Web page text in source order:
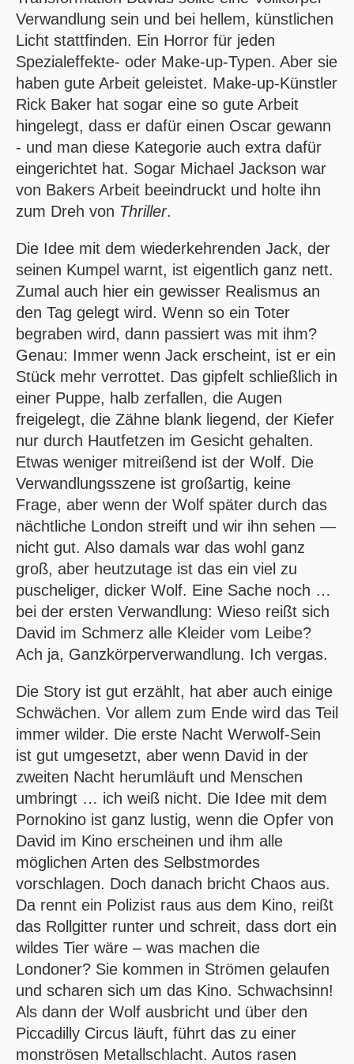
Verwandlung sein und bei hellem, künstlichen
Licht stattfinden. Ein Horror für jeden
Spezialeffekte- oder Make-up-Typen. Aber sie
haben gute Arbeit geleistet. Make-up-Künstler
Rick Baker hat sogar eine so gute Arbeit
hingelegt, dass er dafür einen Oscar gewann
- und man diese Kategorie auch extra dafür
eingerichtet hat. Sogar Michael Jackson war
von Bakers Arbeit beeindruckt und holte ihn
zum Dreh von Thriller.
Die Idee mit dem wiederkehrenden Jack, der
seinen Kumpel warnt, ist eigentlich ganz nett.
Zumal auch hier ein gewisser Realismus an
den Tag gelegt wird. Wenn so ein Toter
begraben wird, dann passiert was mit ihm?
Genau: Immer wenn Jack erscheint, ist er ein
Stück mehr verrottet. Das gipfelt schließlich in
einer Puppe, halb zerfallen, die Augen
freigelegt, die Zähne blank liegend, der Kiefer
nur durch Hautfetzen im Gesicht gehalten.
Etwas weniger mitreißend ist der Wolf. Die
Verwandlungsszene ist großartig, keine
Frage, aber wenn der Wolf später durch das
nächtliche London streift und wir ihn sehen —
nicht gut. Also damals war das wohl ganz
groß, aber heutzutage ist das ein viel zu
puscheliger, dicker Wolf. Eine Sache noch …
bei der ersten Verwandlung: Wieso reißt sich
David im Schmerz alle Kleider vom Leibe?
Ach ja, Ganzkörperverwandlung. Ich vergas.
Die Story ist gut erzählt, hat aber auch einige
Schwächen. Vor allem zum Ende wird das Teil
immer wilder. Die erste Nacht Werwolf-Sein
ist gut umgesetzt, aber wenn David in der
zweiten Nacht herumläuft und Menschen
umbringt … ich weiß nicht. Die Idee mit dem
Pornokino ist ganz lustig, wenn die Opfer von
David im Kino erscheinen und ihm alle
möglichen Arten des Selbstmordes
vorschlagen. Doch danach bricht Chaos aus.
Da rennt ein Polizist raus aus dem Kino, reißt
das Rollgitter runter und schreit, dass dort ein
wildes Tier wäre – was machen die
Londoner? Sie kommen in Strömen gelaufen
und scharen sich um das Kino. Schwachsinn!
Als dann der Wolf ausbricht und über den
Piccadilly Circus läuft, führt das zu einer
monströsen Metallschlacht. Autos rasen